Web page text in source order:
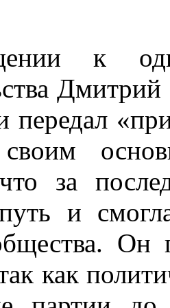
к
передал
за
и
Он
как